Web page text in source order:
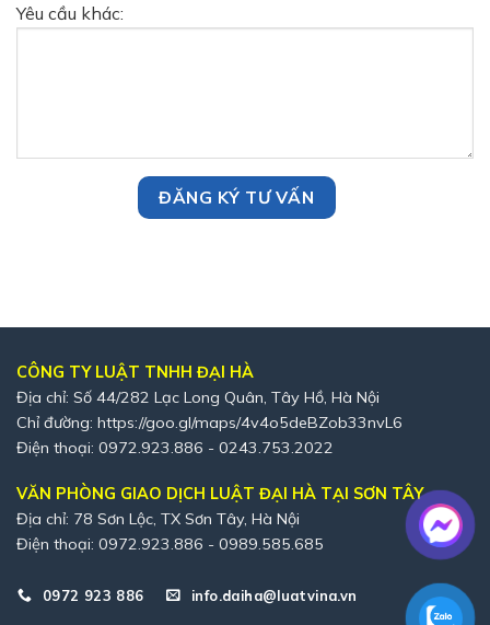
Yêu cầu khác:
CÔNG TY LUẬT TNHH ĐẠI HÀ
Địa chỉ: Số 44/282 Lạc Long Quân, Tây Hồ, Hà Nội
Chỉ đường: https://goo.gl/maps/4v4o5deBZob33nvL6
Điện thoại: 0972.923.886 - 0243.753.2022
VĂN PHÒNG GIAO DỊCH LUẬT ĐẠI HÀ TẠI SƠN TÂY
Địa chỉ: 78 Sơn Lộc, TX Sơn Tây, Hà Nội
Điện thoại: 0972.923.886 - 0989.585.685
0972 923 886 info.daiha@luatvina.vn